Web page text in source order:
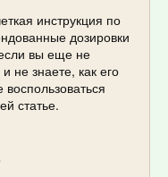
инструкция по
дозировки
вы еще не
не знаете, как его
статье.